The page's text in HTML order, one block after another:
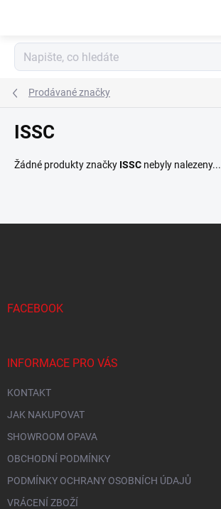
Prodávané značky
ISSC
Žádné produkty značky ISSC nebyly nalezeny...
FACEBOOK
INFORMACE PRO VÁS
KONTAKT
JAK NAKUPOVAT
SHOWROOM OPAVA
OBCHODNÍ PODMÍNKY
PODMÍNKY OCHRANY OSOBNÍCH ÚDAJŮ
VRÁCENÍ ZBOŽÍ